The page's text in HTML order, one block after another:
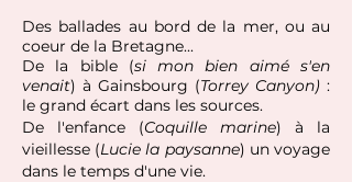
Des ballades au bord de la mer, ou au
coeur de la Bretagne...
De la bible (si mon bien aimé s'en
venait) à Gainsbourg (Torrey Canyon) :
le grand écart dans les sources.
De l'enfance (Coquille marine) à la
vieillesse (Lucie la paysanne) un voyage
dans le temps d'une vie.